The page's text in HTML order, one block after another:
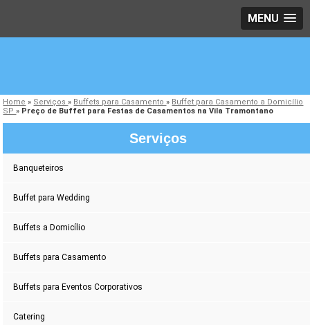
MENU
Home » Serviços» Buffets para Casamento» Buffet para Casamento a Domicílio
SP» Preço de Buffet para Festas de Casamentos na Vila Tramontano
Serviços
Banqueteiros
Buffet para Wedding
Buffets a Domicílio
Buffets para Casamento
Buffets para Eventos Corporativos
Catering